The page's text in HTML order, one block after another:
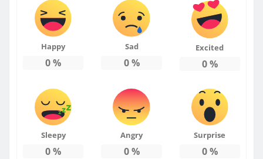
Happy
0%
Sad
0%
Excited
0%
Sleepy
0%
Angry
0%
Surprise
0%